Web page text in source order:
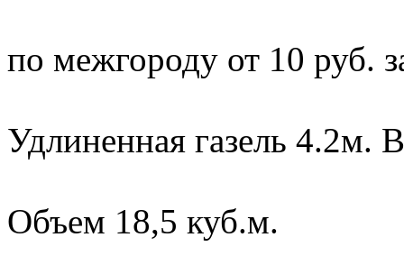
по межгороду от 10 руб.
Удлиненная газель 4.2м.
Объем 18,5 куб.м.